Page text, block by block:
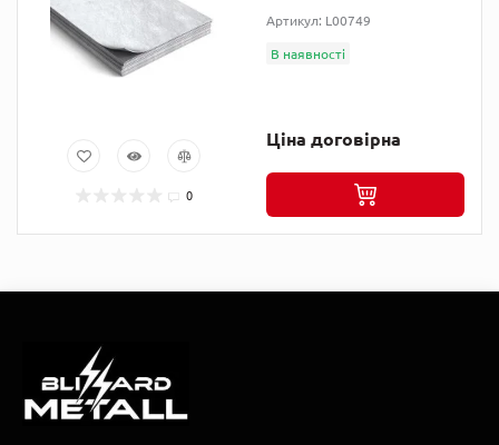
0
Артикул: L00749
В наявності
Ціна договірна